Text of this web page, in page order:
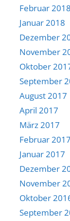
Februar 2018
Januar 2018
Dezember
November
Oktober
September
August 2017
April 2017
März 2017
Februar 2017
Januar 2017
Dezember
November
Oktober
September